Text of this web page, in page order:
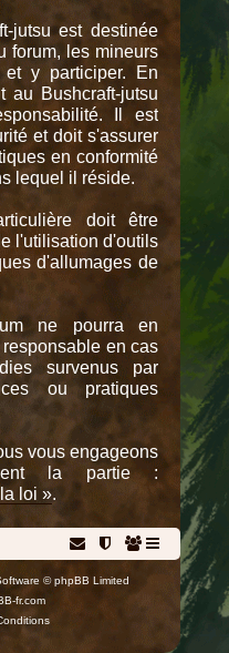
jutsu est destinée
forum, les mineurs
y participer. En
au Bushcraft-jutsu
Il est
et doit s'assurer
en conformité
lequel il réside.
doit être
l'utilisation d'outils
d'allumages de
ne pourra en
en cas
survenus par
ou pratiques
vous engageons
la partie :
loi ».
© phpBB Limited
fr.com